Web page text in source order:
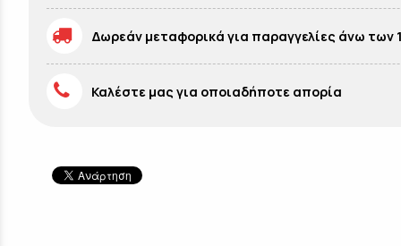
Δωρεάν μεταφορικά για παραγγελίες άνω των
Καλέστε μας για οποιαδήποτε απορία